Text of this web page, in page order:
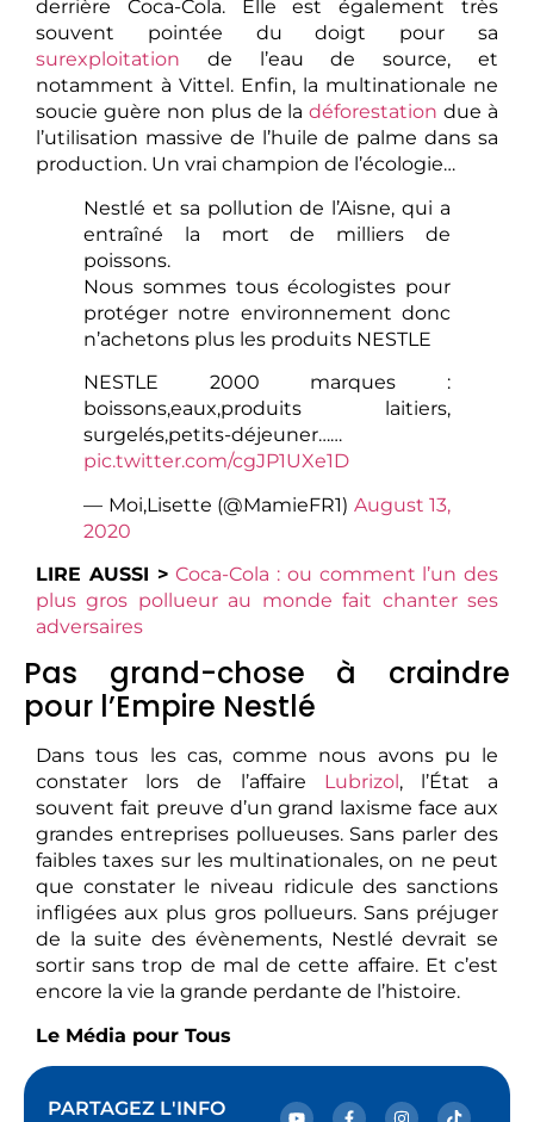
derrière Coca-Cola. Elle est également très
souvent pointée du doigt pour sa
surexploitation de l’eau de source, et
notamment à Vittel. Enfin, la multinationale ne
soucie guère non plus de ladéforestation due à
l’utilisation massive de l’huile de palme dans sa
production. Un vrai champion de l’écologie…
Nestlé et sa pollution de l’Aisne, qui a
entraîné la mort de milliers de
poissons.
Nous sommes tous écologistes pour
protéger notre environnement donc
n’achetons plus les produits NESTLE
NESTLE 2000 marques :
boissons,eaux,produits laitiers,
surgelés,petits-déjeuner……
pic.twitter.com/cgJP1UXe1D
— Moi,Lisette (@MamieFR1) August 13,
2020
LIRE AUSSI > Coca-Cola : ou comment l’un des
plus gros pollueur au monde fait chanter ses
adversaires
Pas grand-chose à craindre
pour l’Empire Nestlé
Dans tous les cas, comme nous avons pu le
constater lors de l’affaire Lubrizol , l’État a
souvent fait preuve d’un grand laxisme face aux
grandes entreprises pollueuses. Sans parler des
faibles taxes sur les multinationales, on ne peut
que constater le niveau ridicule des sanctions
infligées aux plus gros pollueurs. Sans préjuger
de la suite des évènements, Nestlé devrait se
sortir sans trop de mal de cette affaire. Et c’est
encore la vie la grande perdante de l’histoire.
Le Média pour Tous
PARTAGEZ L'INFO